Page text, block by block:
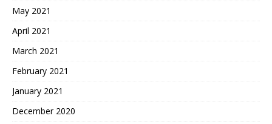
May 2021
April 2021
March 2021
February 2021
January 2021
December 2020